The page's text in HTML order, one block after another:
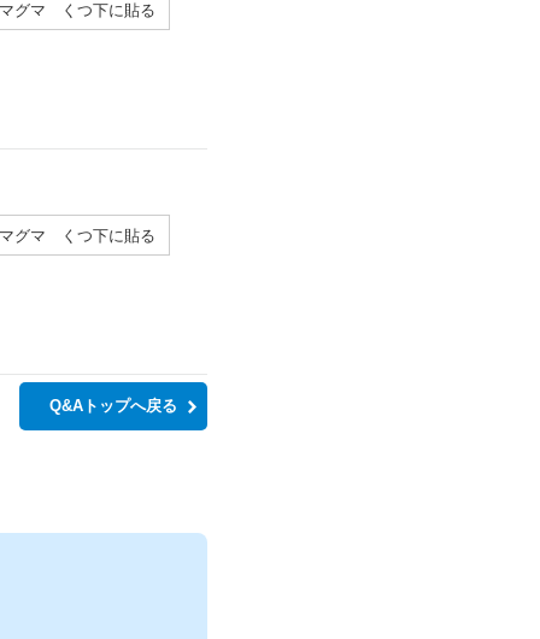
マグマ くつ下に貼る
マグマ くつ下に貼る
Q&Aトップへ戻る